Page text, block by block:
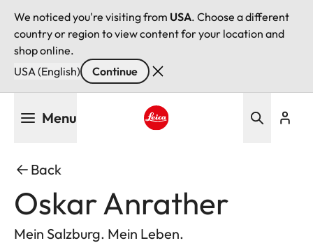
We noticed you're visiting from USA. Choose a different
country or region to view content for your location and
shop online.
USA (English)
Continue
Menu
Back
Oskar Anrather
Mein Salzburg. Mein Leben.